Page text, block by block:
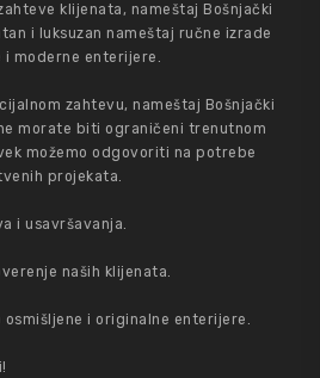
klijenata, nameštaj Bošnjački
i luksuzan nameštaj ručne izrade
moderne enterijere.
zahtevu, nameštaj Bošnjački
morate biti ograničeni trenutnom
možemo odgovoriti na potrebe
projekata.
i usavršavanja.
naših klijenata.
i originalne enterijere.